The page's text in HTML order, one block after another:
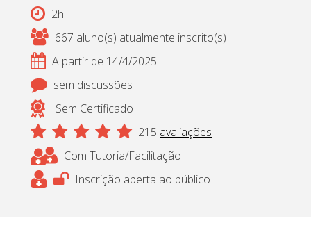
2h
667 aluno(s) atualmente inscrito(s)
A partir de 14/4/2025
sem discussões
Sem Certificado
215 avaliações
Com Tutoria/Facilitação
Inscrição aberta ao público